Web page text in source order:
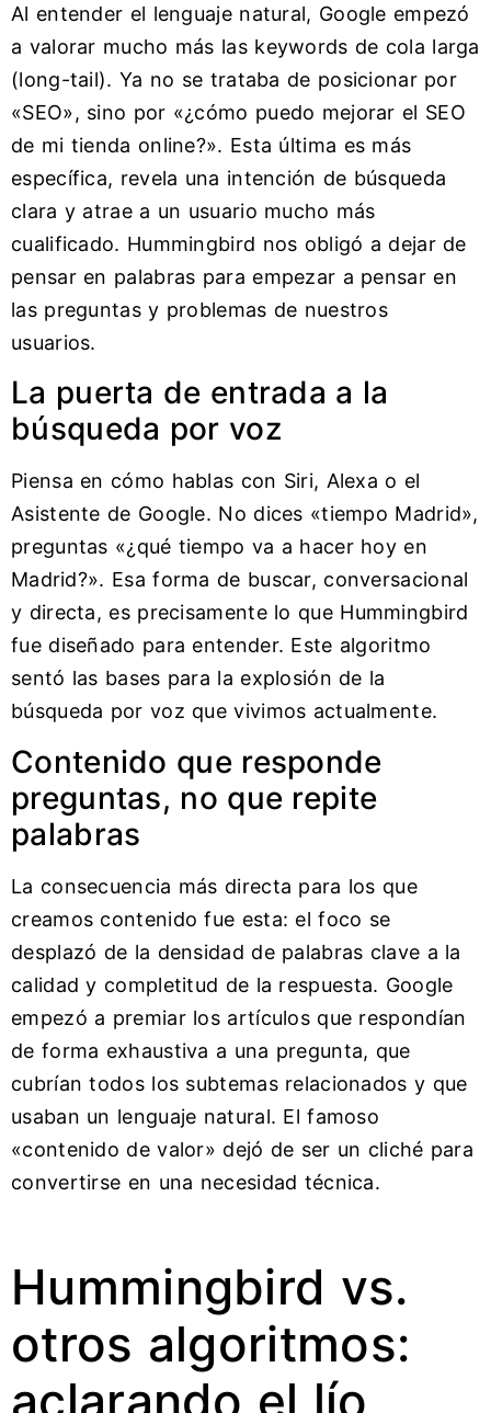
Al entender el lenguaje natural, Google empezó
a valorar mucho más las keywords de cola larga
(long-tail). Ya no se trataba de posicionar por
«SEO», sino por «¿cómo puedo mejorar el SEO
de mi tienda online?». Esta última es más
específica, revela una intención de búsqueda
clara y atrae a un usuario mucho más
cualificado. Hummingbird nos obligó a dejar de
pensar en palabras para empezar a pensar en
las preguntas y problemas de nuestros
usuarios.
La puerta de entrada a la
búsqueda por voz
Piensa en cómo hablas con Siri, Alexa o el
Asistente de Google. No dices «tiempo Madrid»,
preguntas «¿qué tiempo va a hacer hoy en
Madrid?». Esa forma de buscar, conversacional
y directa, es precisamente lo que Hummingbird
fue diseñado para entender. Este algoritmo
sentó las bases para la explosión de la
búsqueda por voz que vivimos actualmente.
Contenido que responde
preguntas, no que repite
palabras
La consecuencia más directa para los que
creamos contenido fue esta: el foco se
desplazó de la densidad de palabras clave a la
calidad y completitud de la respuesta. Google
empezó a premiar los artículos que respondían
de forma exhaustiva a una pregunta, que
cubrían todos los subtemas relacionados y que
usaban un lenguaje natural. El famoso
«contenido de valor» dejó de ser un cliché para
convertirse en una necesidad técnica.
Hummingbird vs.
otros algoritmos:
aclarando el lío